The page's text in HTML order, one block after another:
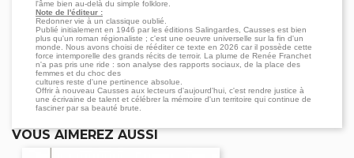
l'âme bien au-delà du simple folklore.
Note de l'éditeur :
Redonner vie à un classique oublié.
Publié initialement en 1946 par les éditions Salingardes, Causses est bien
plus qu'un roman régionaliste ; c'est une oeuvre universelle sur la fin d'un
monde. Nous avons choisi de rééditer ce texte en 2026 car il possède cette
force intemporelle des grands récits de terroir. La plume de Renée Franchet
n'a pas pris une ride : son analyse des rapports sociaux, de la place des
femmes et du choc des
cultures reste d'une pertinence absolue.
Offrir à nouveau Causses aux lecteurs d'aujourd'hui, c'est rendre justice à
une écrivaine de talent et célébrer la mémoire d'un territoire qui continue de
fasciner par sa beauté brute.
VOUS AIMEREZ AUSSI